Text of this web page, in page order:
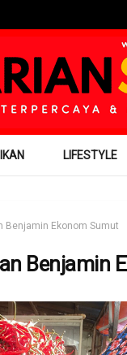
LIFESTYLE
Benjamin Ekonom Sumut
Benjamin